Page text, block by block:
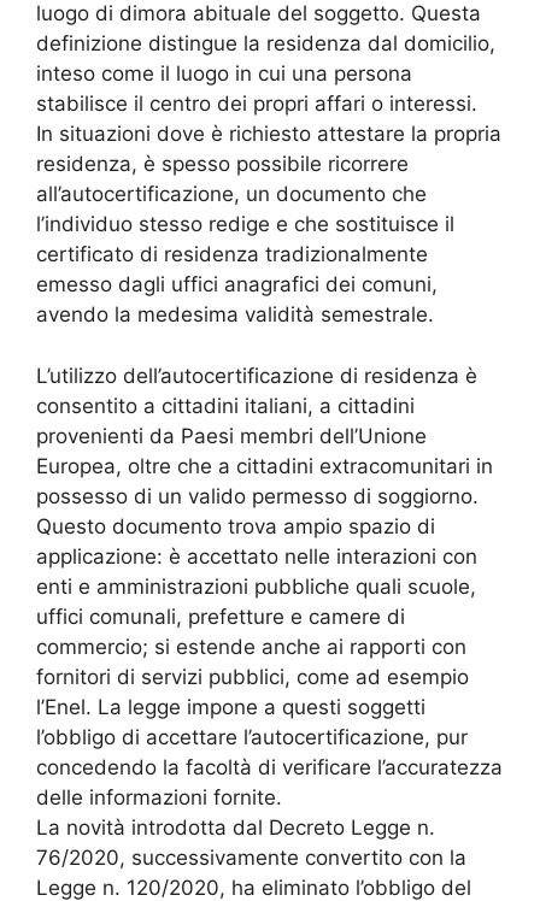
luogo di dimora abituale del soggetto. Questa
definizione distingue la residenza dal domicilio,
inteso come il luogo in cui una persona
stabilisce il centro dei propri affari o interessi.
In situazioni dove è richiesto attestare la propria
residenza, è spesso possibile ricorrere
all’autocertificazione, un documento che
l’individuo stesso redige e che sostituisce il
certificato di residenza tradizionalmente
emesso dagli uffici anagrafici dei comuni,
avendo la medesima validità semestrale.
L’utilizzo dell’autocertificazione di residenza è
consentito a cittadini italiani, a cittadini
provenienti da Paesi membri dell’Unione
Europea, oltre che a cittadini extracomunitari in
possesso di un valido permesso di soggiorno.
Questo documento trova ampio spazio di
applicazione: è accettato nelle interazioni con
enti e amministrazioni pubbliche quali scuole,
uffici comunali, prefetture e camere di
commercio; si estende anche ai rapporti con
fornitori di servizi pubblici, come ad esempio
l’Enel. La legge impone a questi soggetti
l’obbligo di accettare l’autocertificazione, pur
concedendo la facoltà di verificare l’accuratezza
delle informazioni fornite.
La novità introdotta dal Decreto Legge n.
76/2020, successivamente convertito con la
Legge n. 120/2020, ha eliminato l’obbligo del